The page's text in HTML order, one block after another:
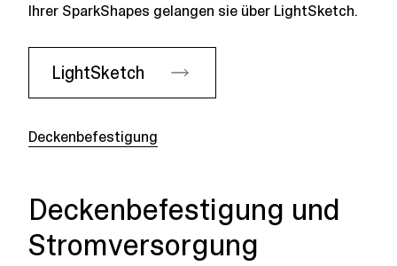
Ihrer SparkShapes gelangen sie über LightSketch.
LightSketch
Deckenbefestigung
Deckenbefestigung und
Stromversorgung